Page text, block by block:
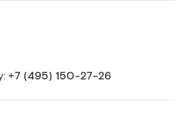
+7 (495) 150‑27‑26